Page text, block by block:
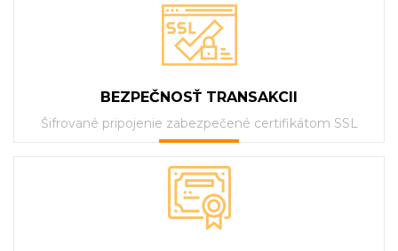
BEZPEČNOSŤ TRANSAKCII
Šifrované pripojenie zabezpečené certifikátom SSL